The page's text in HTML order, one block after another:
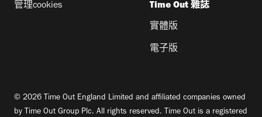
管理cookies Time Out 雜誌
實體版
電子版
© 2026 Time Out England Limited and affiliated companies owned
by Time Out Group Plc. All rights reserved. Time Out is a registered